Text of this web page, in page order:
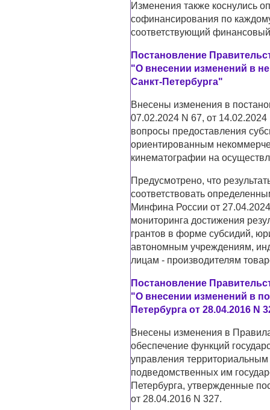
Изменения также коснулись
софинансирования по
соответствующий
Постановление
"О внесении изменений в
Санкт-Петербурга"
Внесены изменения в
07.02.2024 N 67, от
вопросы предоставления
ориентированным
кинематографии на
Предусмотрено, что
соответствовать
Минфина России от
мониторинга достижения
грантов в форме субсидий,
автономным учреждениям,
лицам - производителям
Постановление
"О внесении изменений в
Петербурга от 28.04.2016 N
Внесены изменения в
обеспечение функций
управления
подведомственных им
Петербурга, утвержденные
от 28.04.2016 N 327.